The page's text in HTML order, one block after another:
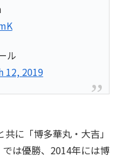
ル
12, 2019
に「博多華丸・大吉」
は優勝、2014年には博